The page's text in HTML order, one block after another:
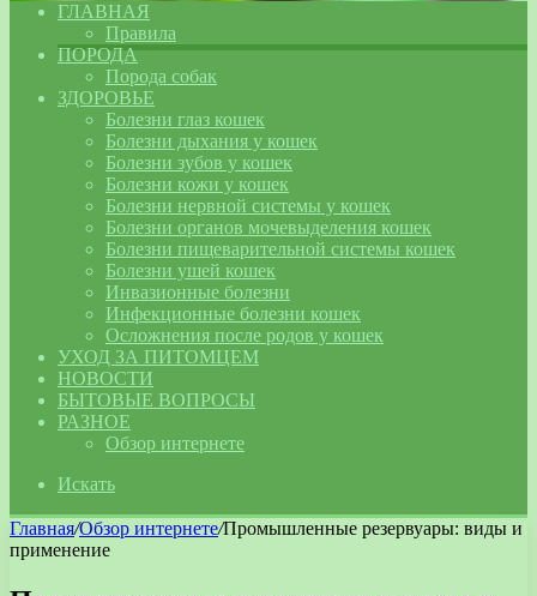
ГЛАВНАЯ
Правила
ПОРОДА
Порода собак
ЗДОРОВЬЕ
Болезни глаз кошек
Болезни дыхания у кошек
Болезни зубов у кошек
Болезни кожи у кошек
Болезни нервной системы у кошек
Болезни органов мочевыделения кошек
Болезни пищеварительной системы кошек
Болезни ушей кошек
Инвазионные болезни
Инфекционные болезни кошек
Осложнения после родов у кошек
УХОД ЗА ПИТОМЦЕМ
НОВОСТИ
БЫТОВЫЕ ВОПРОСЫ
РАЗНОЕ
Обзор интернете
Искать
Главная/Обзор интернете/Промышленные резервуары: виды и
применение